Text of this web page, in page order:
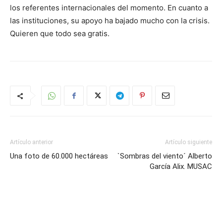
los referentes internacionales del momento. En cuanto a
las instituciones, su apoyo ha bajado mucho con la crisis.
Quieren que todo sea gratis.
Artículo anterior
Una foto de 60.000 hectáreas
Artículo siguiente
`Sombras del viento´ Alberto
García Alix. MUSAC